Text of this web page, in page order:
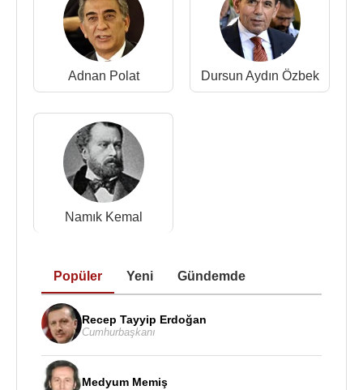
Adnan Polat Dursun Aydın Özbek
Namık Kemal
Popüler Yeni Gündemde
Recep Tayyip Erdoğan
Cumhurbaşkanı
Medyum Memiş